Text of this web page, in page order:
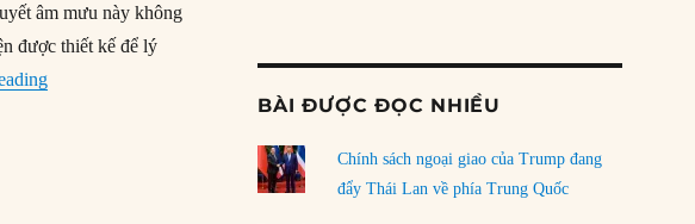
âm mưu này không
được thiết kế để lý
“Năm thuyết âm mưu mà Putin đã vũ khí hóa”
Ngoại trưởng Nhật Bản?
Dương
03/08/2026
BÀI ĐƯỢC ĐỌC NHIỀU
Chính sách ngoại giao của Trump đang
đẩy Thái Lan về phía Trung Quốc